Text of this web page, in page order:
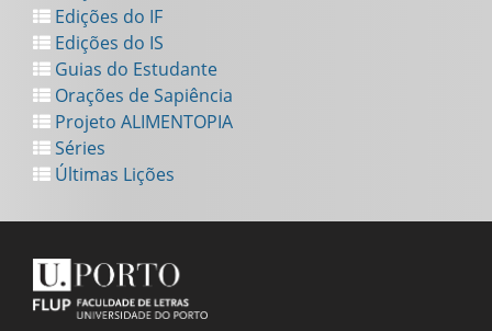
Edições do IF
Edições do IS
Guias do Estudante
Orações de Sapiência
Projeto ALIMENTOPIA
Séries
Últimas Lições